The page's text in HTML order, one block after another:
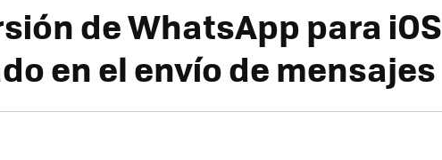
de WhatsApp para iOS
en el envío de mensajes